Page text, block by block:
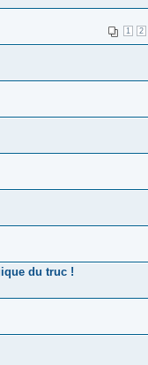
1 2
du truc !